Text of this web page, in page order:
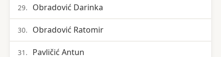
29. Obradović Darinka
30. Obradović Ratomir
31. Pavličić Antun